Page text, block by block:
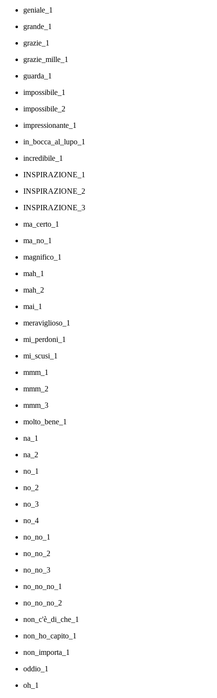
geniale_1
grande_1
grazie_1
grazie_mille_1
guarda_1
impossibile_1
impossibile_2
impressionante_1
in_bocca_al_lupo_1
incredibile_1
INSPIRAZIONE_1
INSPIRAZIONE_2
INSPIRAZIONE_3
ma_certo_1
ma_no_1
magnifico_1
mah_1
mah_2
mai_1
meraviglioso_1
mi_perdoni_1
mi_scusi_1
mmm_1
mmm_2
mmm_3
molto_bene_1
na_1
na_2
no_1
no_2
no_3
no_4
no_no_1
no_no_2
no_no_3
no_no_no_1
no_no_no_2
non_c'è_di_che_1
non_ho_capito_1
non_importa_1
oddio_1
oh_1